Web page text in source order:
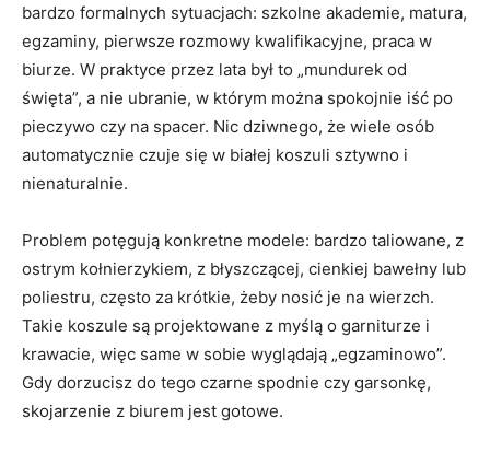
bardzo formalnych sytuacjach: szkolne akademie, matura,
egzaminy, pierwsze rozmowy kwalifikacyjne, praca w
biurze. W praktyce przez lata był to „mundurek od
święta”, a nie ubranie, w którym można spokojnie iść po
pieczywo czy na spacer. Nic dziwnego, że wiele osób
automatycznie czuje się w białej koszuli sztywno i
nienaturalnie.
Problem potęgują konkretne modele: bardzo taliowane, z
ostrym kołnierzykiem, z błyszczącej, cienkiej bawełny lub
poliestru, często za krótkie, żeby nosić je na wierzch.
Takie koszule są projektowane z myślą o garniturze i
krawacie, więc same w sobie wyglądają „egzaminowo”.
Gdy dorzucisz do tego czarne spodnie czy garsonkę,
skojarzenie z biurem jest gotowe.